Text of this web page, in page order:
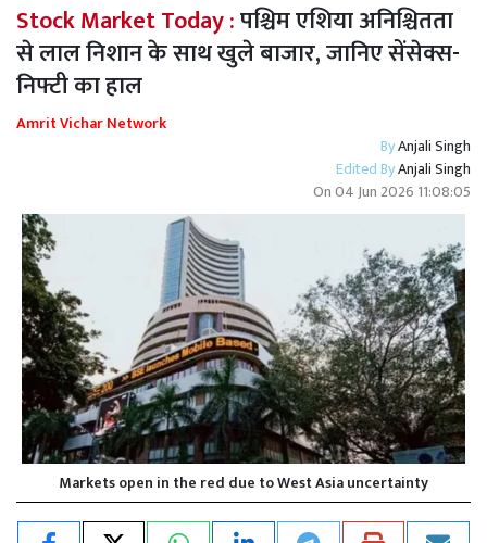
Stock Market Today :पश्चिम एशिया अनिश्चितता
से लाल निशान के साथ खुले बाजार, जानिए सेंसेक्स-
निफ्टी का हाल
Amrit Vichar Network
ByAnjali Singh
Edited ByAnjali Singh
On04 Jun 2026 11:08:05
Markets open in the red due to West Asia uncertainty